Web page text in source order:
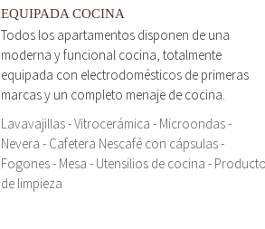
EQUIPADA COCINA
Todos los apartamentos disponen de una
moderna y funcional cocina, totalmente
equipada con electrodomésticos de primeras
marcas y un completo menaje de cocina.
Lavavajillas - Vitrocerámica - Microondas -
Nevera - Cafetera Nescafé con cápsulas -
Fogones - Mesa - Utensilios de cocina -
de limpieza